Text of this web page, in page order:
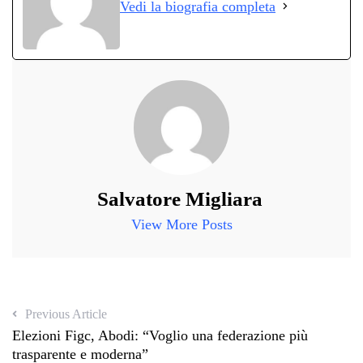
pp m
di
Vedi la biografia completa
Salvatore Migliara
View More Posts
Previous Article
Elezioni Figc, Abodi: “Voglio una federazione più
trasparente e moderna”